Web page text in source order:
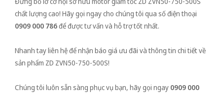
chất lượng cao! Hãy gọi ngay cho chúng tôi qua số điện thoại
0909 000 786để được tư vấn và hỗ trợ tốt nhất.
Nhanh tay liên hệ để nhận báo giá ưu đãi và thông tin chi tiết về
sản phẩm ZD ZVN50-750-500S!
Chúng tôi luôn sẵn sàng phục vụ bạn, hãy gọi ngay 0909 000